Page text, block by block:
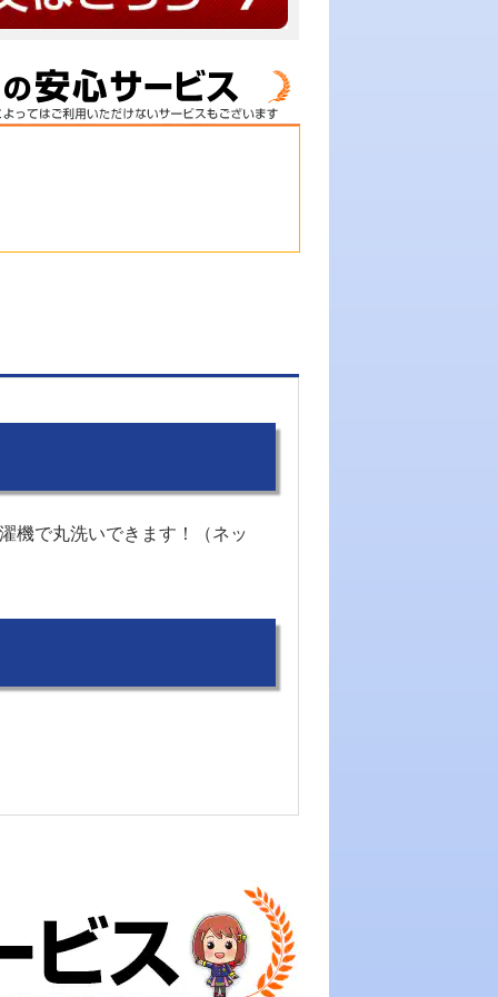
機で丸洗いできます！（ネッ